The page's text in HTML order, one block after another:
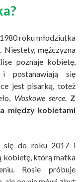
roku młodziutka
Niestety, mężczyzna
poznaje kobietę,
postanawiają się
jest pisarką, toteż
Woskowe serce.Z
między kobietami
się do roku 2017 i
kobietę, którą matka
Rosie próbuje